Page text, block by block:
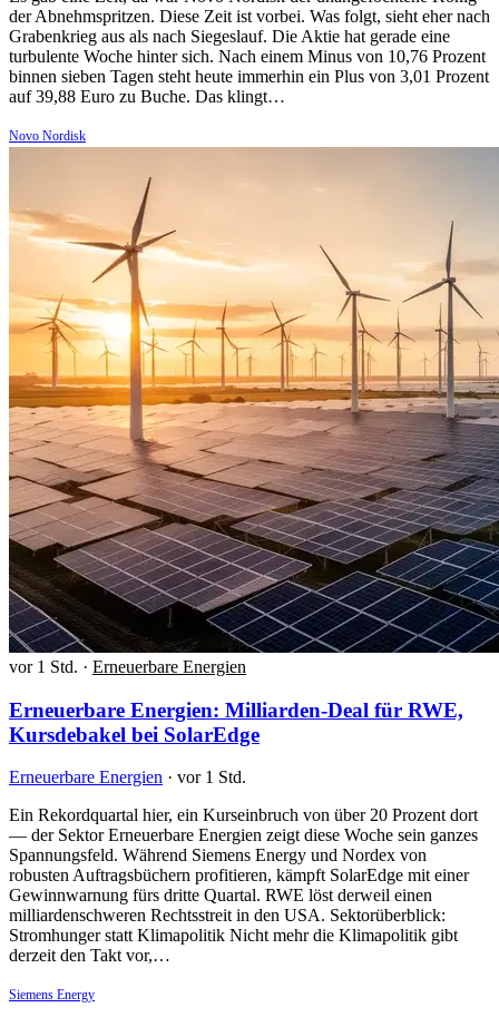
der Abnehmspritzen. Diese Zeit ist vorbei. Was folgt, sieht eher nach
Grabenkrieg aus als nach Siegeslauf. Die Aktie hat gerade eine
turbulente Woche hinter sich. Nach einem Minus von 10,76 Prozent
binnen sieben Tagen steht heute immerhin ein Plus von 3,01 Prozent
auf 39,88 Euro zu Buche. Das klingt…
Novo Nordisk
vor 1 Std. · Erneuerbare Energien
Erneuerbare Energien: Milliarden-Deal für RWE,
Kursdebakel bei SolarEdge
Erneuerbare Energien · vor 1 Std.
Ein Rekordquartal hier, ein Kurseinbruch von über 20 Prozent dort
— der Sektor Erneuerbare Energien zeigt diese Woche sein ganzes
Spannungsfeld. Während Siemens Energy und Nordex von
robusten Auftragsbüchern profitieren, kämpft SolarEdge mit einer
Gewinnwarnung fürs dritte Quartal. RWE löst derweil einen
milliardenschweren Rechtsstreit in den USA. Sektorüberblick:
Stromhunger statt Klimapolitik Nicht mehr die Klimapolitik gibt
derzeit den Takt vor,…
Siemens Energy